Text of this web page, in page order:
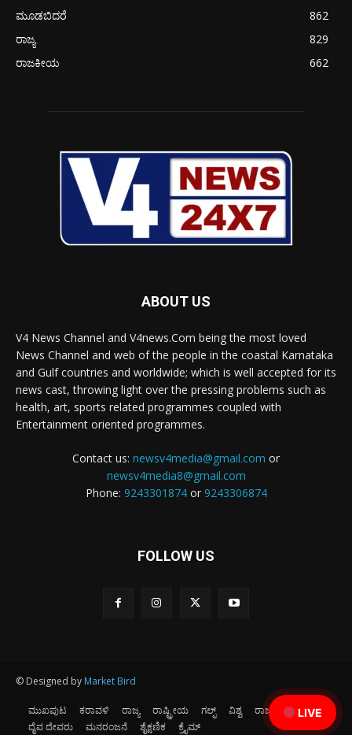
LIVE
ಮೂಡಬಿದರೆ
862
ರಾಜ್ಯ
829
ರಾಜಕೀಯ
662
ABOUT US
V4 News Channel and V4news.Com being the most loved
News Channel and web of the people in the coastal Karnataka
and Gulf countries and worldwide; which is well accepted for its
news cast, throwing light over the pressing problems such as
health, art, sports related programmes coupled with
Entertainment oriented programmes.
Contact us: newsv4media@gmail.com or
newsv4media8@gmail.com
Phone: 9243301874or 9243306874
FOLLOW US
© Designed by Market Bird
ಮುಖಪುಟ ಕರಾವಳಿ ರಾಜ್ಯ ರಾಷ್ಟ್ರೀಯ ಗಲ್ಫ್ ವಿಶ್ವ ರಾಜಕೀಯ
ಕ್ರೀಡೆ
ದೈವ ದೇವರು
ಮನರಂಜನೆ ಶೈಕ್ಷಣಿಕ ಕ್ರೈಮ್